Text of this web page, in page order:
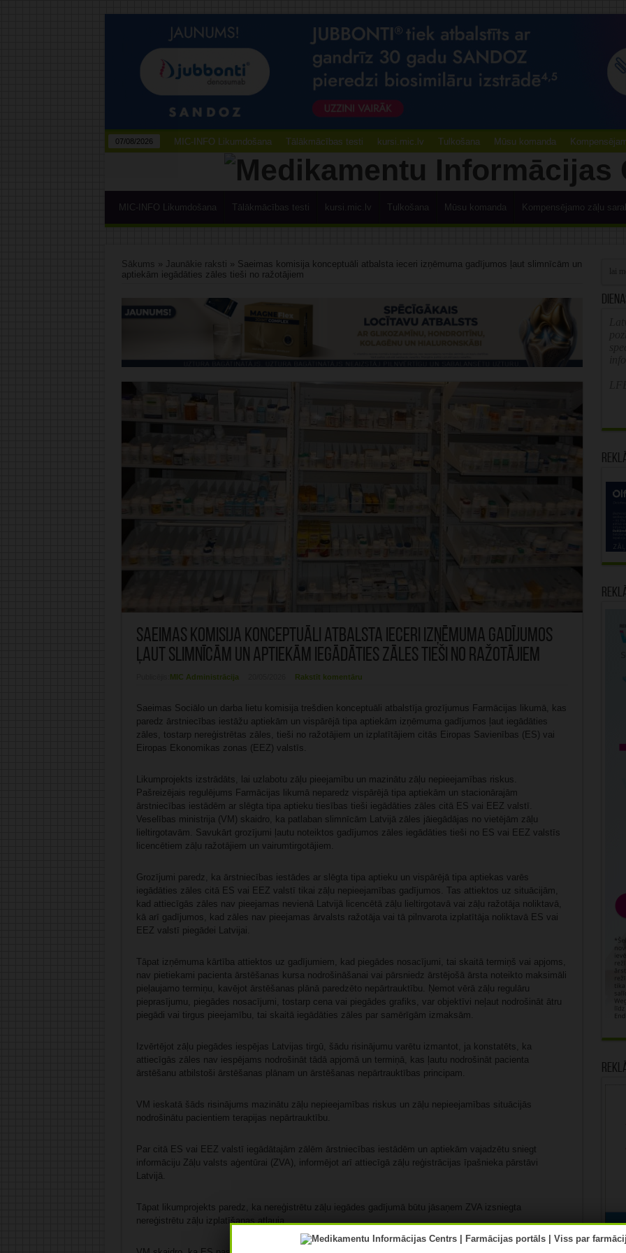
07/08/2026 MIC-INFO Likumdošana Tālākmācības testi kursi.mic.lv Tulkošana Mūsu komanda
MIC-INFO Likumdošana Tālākmācības testi kursi.mic.lv Tulkošana Mūsu komanda Kompensējamo zāļu
Sākums » Jaunākie raksti » Saeimas komisija konceptuāli atbalsta ieceri izņēmuma gadījumos ļaut slimnīcām un
aptiekām iegādāties zāles tieši no ražotājiem
Saeimas komisija konceptuāli atbalsta ieceri izņēmuma gadījumos
ļaut slimnīcām un aptiekām iegādāties zāles tieši no ražotājiem
MIC Administrācija Rakstīt komentāru
Saeimas Sociālo un darba lietu komisija trešdien konceptuāli atbalstīja grozījumus Farmācijas likumā, kas
paredz ārstniecības iestāžu aptiekām un vispārējā tipa aptiekām izņēmuma gadījumos ļaut iegādāties
zāles, tostarp nereģistrētas zāles, tieši no ražotājiem un izplatītājiem citās Eiropas Savienības (ES) vai
Eiropas Ekonomikas zonas (EEZ) valstīs.
Likumprojekts izstrādāts, lai uzlabotu zāļu pieejamību un mazinātu zāļu nepieejamības riskus.
Pašreizējais regulējums Farmācijas likumā neparedz vispārējā tipa aptiekām un stacionārajām
ārstniecības iestādēm ar slēgta tipa aptieku tiesības tieši iegādāties zāles citā ES vai EEZ valstī.
Veselības ministrija (VM) skaidro, ka patlaban slimnīcām Latvijā zāles jāiegādājas no vietējām zāļu
lieltirgotavām. Savukārt grozījumi ļautu noteiktos gadījumos zāles iegādāties tieši no ES vai EEZ valstīs
licencētiem zāļu ražotājiem un vairumtirgotājiem.
Grozījumi paredz, ka ārstniecības iestādes ar slēgta tipa aptieku un vispārējā tipa aptiekas varēs
iegādāties zāles citā ES vai EEZ valstī tikai zāļu nepieejamības gadījumos. Tas attiektos uz situācijām,
kad attiecīgās zāles nav pieejamas nevienā Latvijā licencētā zāļu lieltirgotavā vai zāļu ražotāja noliktavā,
kā arī gadījumos, kad zāles nav pieejamas ārvalsts ražotāja vai tā pilnvarota izplatītāja noliktavā ES vai
EEZ valstī piegādei Latvijai.
Tāpat izņēmuma kārtība attiektos uz gadījumiem, kad piegādes nosacījumi, tai skaitā termiņš vai apjoms,
nav pietiekami pacienta ārstēšanas kursa nodrošināšanai vai pārsniedz ārstējošā ārsta noteikto maksimāli
pieļaujamo termiņu, kavējot ārstēšanas plānā paredzēto nepārtrauktību. Ņemot vērā zāļu regulāru
pieprasījumu, piegādes nosacījumi, tostarp cena vai piegādes grafiks, var objektīvi neļaut nodrošināt ātru
piegādi vai tirgus pieejamību, tai skaitā iegādāties zāles par samērīgām izmaksām.
Izvērtējot zāļu piegādes iespējas Latvijas tirgū, šādu risinājumu varētu izmantot, ja konstatēts, ka
attiecīgās zāles nav iespējams nodrošināt tādā apjomā un termiņā, kas ļautu nodrošināt pacienta
ārstēšanu atbilstoši ārstēšanas plānam un ārstēšanas nepārtrauktības principam.
VM ieskatā šāds risinājums mazinātu zāļu nepieejamības riskus un zāļu nepieejamības situācijās
nodrošinātu pacientiem terapijas nepārtrauktību.
Par citā ES vai EEZ valstī iegādātajām zālēm ārstniecības iestādēm un aptiekām vajadzētu sniegt
informāciju Zāļu valsts aģentūrai (ZVA), informējot arī attiecīgā zāļu reģistrācijas īpašnieka pārstāvi
Latvijā.
Tāpat likumprojekts paredz, ka nereģistrētu zāļu iegādes gadījumā būtu jāsaņem ZVA izsniegta
nereģistrētu zāļu izplatīšanas atļauja.